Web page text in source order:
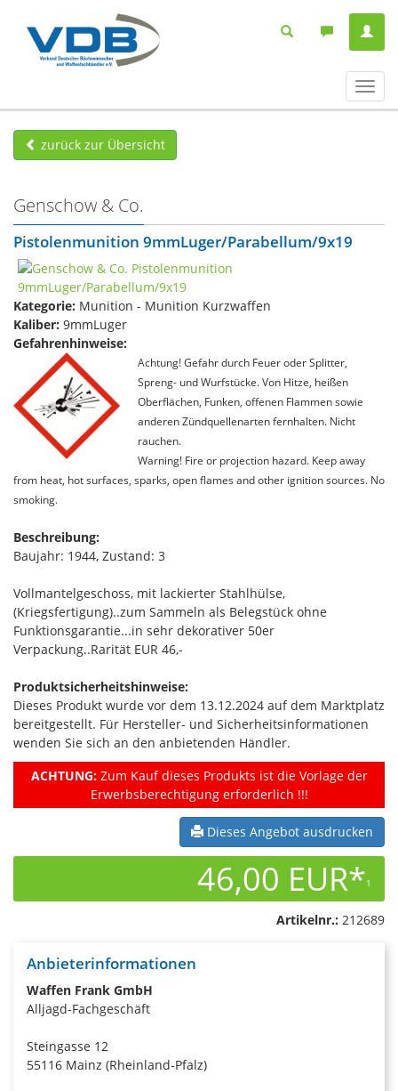
ein-/
zurück zur Übersicht
Genschow & Co.
Pistolenmunition 9mmLuger/Parabellum/9x19
Kategorie: Munition - Munition Kurzwaffen
Kaliber: 9mmLuger
Gefahrenhinweise:
Achtung! Gefahr durch Feuer oder Splitter,
Spreng- und Wurfstücke. Von Hitze, heißen
Oberflächen, Funken, offenen Flammen sowie
anderen Zündquellenarten fernhalten. Nicht
rauchen.
Warning! Fire or projection hazard. Keep away
from heat, hot surfaces, sparks, open flames and other ignition sources. No
smoking.
Beschreibung:
Baujahr: 1944, Zustand: 3
Vollmantelgeschoss, mit lackierter Stahlhülse,
(Kriegsfertigung)..zum Sammeln als Belegstück ohne
Funktionsgarantie...in sehr dekorativer 50er
Verpackung..Rarität EUR 46,-
Produktsicherheitshinweise:
Dieses Produkt wurde vor dem 13.12.2024 auf dem Marktplatz
bereitgestellt. Für Hersteller- und Sicherheitsinformationen
wenden Sie sich an den anbietenden Händler.
ACHTUNG:Zum Kauf dieses Produkts ist die Vorlage der
Erwerbsberechtigung erforderlich !!!
Dieses Angebot ausdrucken
46,00 EUR*1
Artikelnr.: 212689
Anbieterinformationen
Waffen Frank GmbH
Alljagd-Fachgeschäft
Steingasse 12
55116 Mainz (Rheinland-Pfalz)